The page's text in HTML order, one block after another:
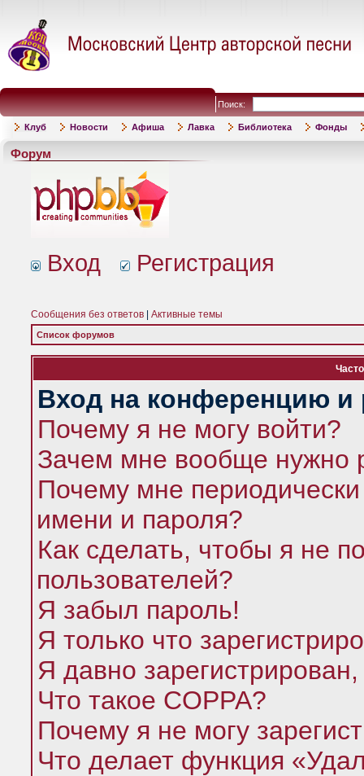
Поиск:
Клуб Новости Афиша Лавка Библиотека Фонды
Форум
Вход Регистрация
Сообщения без ответов Активные темы
Список форумов
Вход на конференцию и
Почему я не могу войти?
Зачем мне вообще нужно
Почему мне
имени и пароля?
Как сделать, чтобы я не
пользователей?
Я забыл пароль!
Я только что
Я давно
Что такое COPPA?
Почему я не могу
Что делает функция